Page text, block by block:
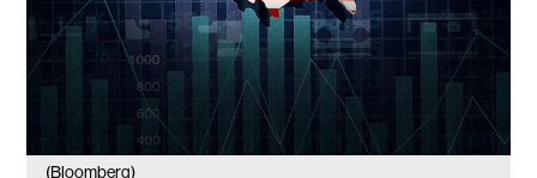
(Bloomberg)